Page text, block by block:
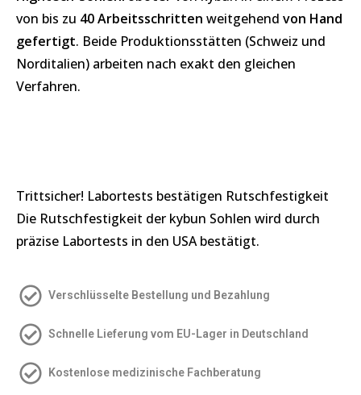
von bis zu 40 Arbeitsschritten weitgehend von Hand
gefertigt. Beide Produktionsstätten (Schweiz und
Norditalien) arbeiten nach exakt den gleichen
Verfahren.
Trittsicher! Labortests bestätigen Rutschfestigkeit
Die Rutschfestigkeit der kybun Sohlen wird durch
präzise Labortests in den USA bestätigt.
Verschlüsselte Bestellung und Bezahlung
Schnelle Lieferung vom EU-Lager in Deutschland
Kostenlose medizinische Fachberatung